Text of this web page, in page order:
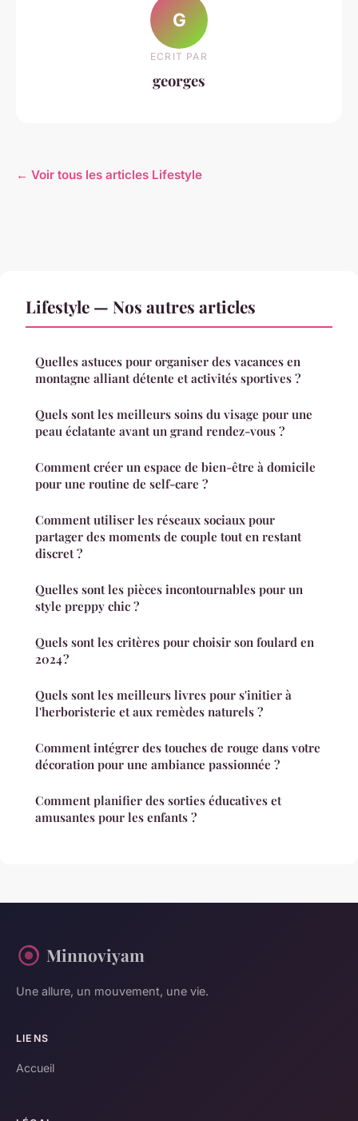
G
ECRIT PAR
georges
← Voir tous les articles Lifestyle
Lifestyle — Nos autres articles
Quelles astuces pour organiser des vacances en
montagne alliant détente et activités sportives ?
Quels sont les meilleurs soins du visage pour une
peau éclatante avant un grand rendez-vous ?
Comment créer un espace de bien-être à domicile
pour une routine de self-care ?
Comment utiliser les réseaux sociaux pour
partager des moments de couple tout en restant
discret ?
Quelles sont les pièces incontournables pour un
style preppy chic ?
Quels sont les critères pour choisir son foulard en
2024 ?
Quels sont les meilleurs livres pour s'initier à
l'herboristerie et aux remèdes naturels ?
Comment intégrer des touches de rouge dans votre
décoration pour une ambiance passionnée ?
Comment planifier des sorties éducatives et
amusantes pour les enfants ?
Minnoviyam
Une allure, un mouvement, une vie.
LIENS
Accueil